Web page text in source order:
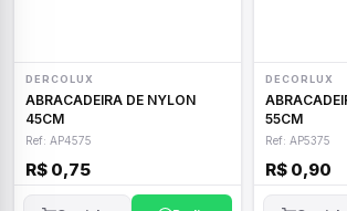
DERCOLUX
ABRACADEIRA DE NYLON
45CM
Ref: AP4575
R$ 0,75
DECORLUX
55CM
Ref: AP5375
R$ 0,90